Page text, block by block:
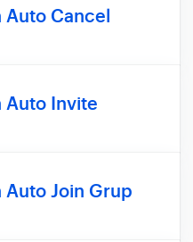
Auto Cancel
Auto Invite
Join Grup